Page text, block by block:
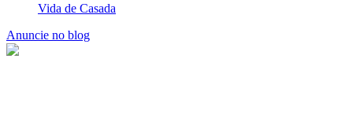
Vida de Casada
Anuncie no blog